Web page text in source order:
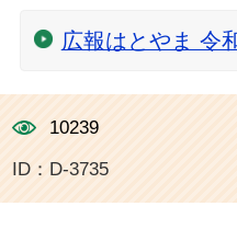
広報はとやま 令
10239
ID：D-3735